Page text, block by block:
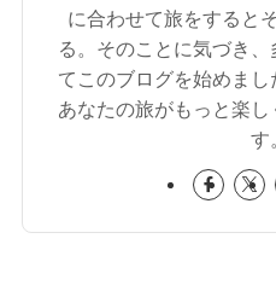
に合わせて旅をすると
る。そのことに気づき、
てこのブログを始めま
あなたの旅がもっと楽
す